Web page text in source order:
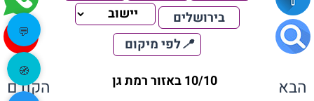
בירושלים
📍לפי מיקום
הבא 10/10 באזור רמת גן הקודם
💬
🧭